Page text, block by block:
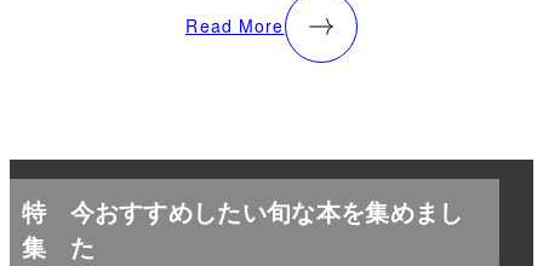
Read More
特
集
今おすすめしたい旬な本を集めまし
た